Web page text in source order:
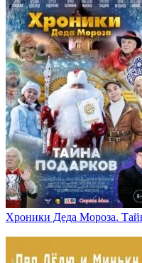
Хроники Деда Мороза.